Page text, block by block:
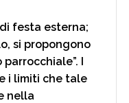
festa esterna;
si propongono
I
i limiti che tale
nella